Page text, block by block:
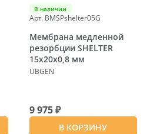
В наличии
Арт. BMSPshelter05G
Мембрана медленной
резорбции SHELTER
15х20х0,8 мм
UBGEN
9 975 ₽
В КОРЗИНУ